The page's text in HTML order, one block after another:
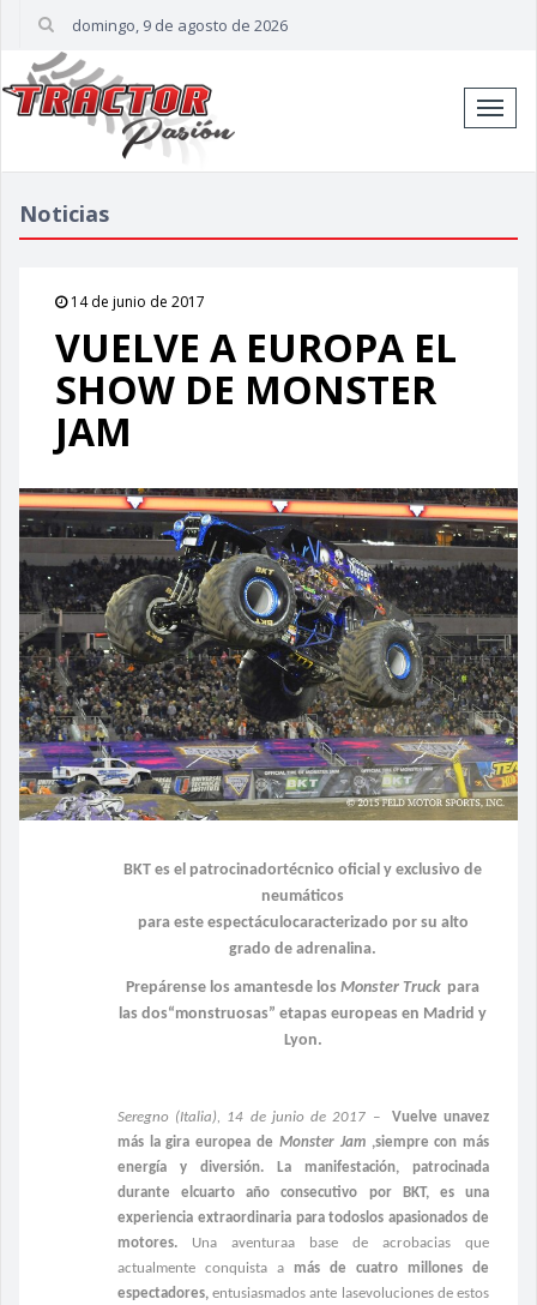
domingo, 9 de agosto de 2026
Noticias
14 de junio de 2017
VUELVE A EUROPA EL
SHOW DE MONSTER
JAM
BKT es el patrocinadortécnico oficial y exclusivo de
neumáticos
para este espectáculocaracterizado por su alto
grado de adrenalina.
Prepárense los amantesde losMonster Truck para
las dos“monstruosas” etapas europeas en Madrid y
Lyon.
Seregno (Italia), 14 de junio de 2017 –
Vuelve unavez
más la gira europea de Monster Jam ,siempre con más
energía y diversión. La manifestación, patrocinada
durante elcuarto año consecutivo por BKT, es una
experiencia extraordinaria para todoslos apasionados de
motores. Una aventuraa base de acrobacias que
actualmente conquista a más de cuatro millones de
espectadores, entusiasmados ante lasevoluciones de estos